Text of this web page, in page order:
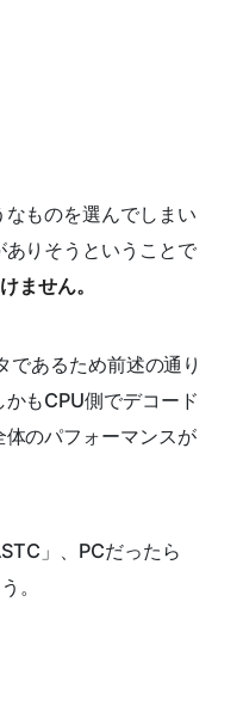
ものを選んでしまい
りそうということで
ません。
であるため前述の通り
もCPU側でデコード
のパフォーマンスが
」、PCだったら
。